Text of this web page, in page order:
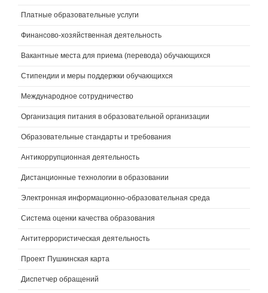
Платные образовательные услуги
Финансово-хозяйственная деятельность
Вакантные места для приема (перевода) обучающихся
Стипендии и меры поддержки обучающихся
Международное сотрудничество
Организация питания в образовательной организации
Образовательные стандарты и требования
Антикоррупционная деятельность
Дистанционные технологии в образовании
Электронная информационно-образовательная среда
Система оценки качества образования
Антитеррористическая деятельность
Проект Пушкинская карта
Диспетчер обращений